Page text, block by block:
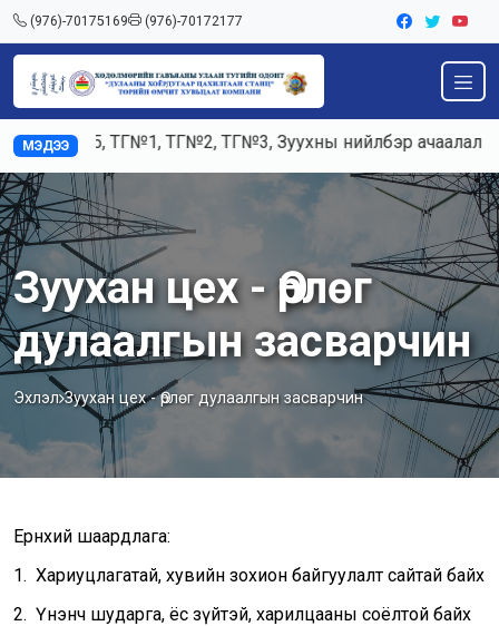
(976)-70175169 (976)-70172177
МЭДЭЭ
К3, К5, ТГ№1, ТГ№2, ТГ№3, Зуухны нийлбэр ачаалал 120-
Зуухан цех - Өрлөг
дулаалгын засварчин
Эхлэл Зуухан цех - Өрлөг дулаалгын засварчин
Ерөнхий шаардлага:
1. Хариуцлагатай, хувийн зохион байгуулалт сайтай байх
2. Үнэнч шударга, ёс зүйтэй, харилцааны соёлтой байх